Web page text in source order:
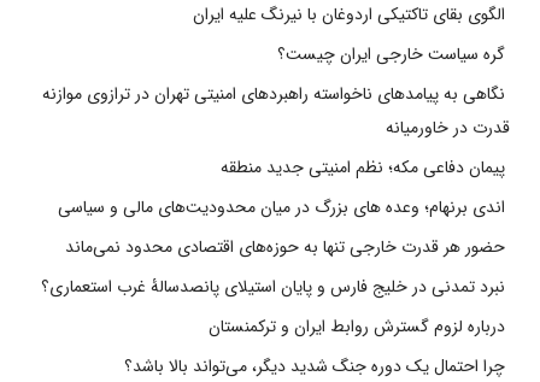
الگوی بقای تاکتیکی اردوغان با نیرنگ علیه ایران
گره سیاست خارجی ایران چیست؟
نگاهی به پیامدهای ناخواسته راهبردهای امنیتی تهران در ترازوی موازنه
قدرت در خاورمیانه
پیمان دفاعی مکه؛ نظم امنیتی جدید منطقه
اندی برنهام؛ وعده های بزرگ در میان محدودیت‌های مالی و سیاسی
حضور هر قدرت خارجی تنها به حوزه‌های اقتصادی محدود نمی‌ماند
نبرد تمدنی در خلیج فارس و پایان استیلای پانصدسالۀ غرب استعماری؟
درباره لزوم گسترش روابط ایران و ترکمنستان
چرا احتمال یک دوره جنگ شدید دیگر، می‌تواند بالا باشد؟